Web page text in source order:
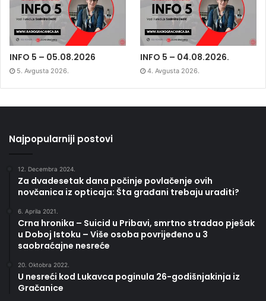
INFO 5 – 05.08.2026
5. Avgusta 2026.
INFO 5 – 04.08.2026.
4. Avgusta 2026.
Najpopularniji postovi
12. Decembra 2024.
Za dvadesetak dana počinje povlačenje ovih
novčanica iz opticaja: Šta građani trebaju uraditi?
6. Aprila 2021.
Crna hronika – Suicid u Pribavi, smrtno stradao pješak
u Doboj Istoku – Više osoba povrijeđeno u 3
saobraćajne nesreće
20. Oktobra 2022.
U nesreći kod Lukavca poginula 26-godišnjakinja iz
Gračanice